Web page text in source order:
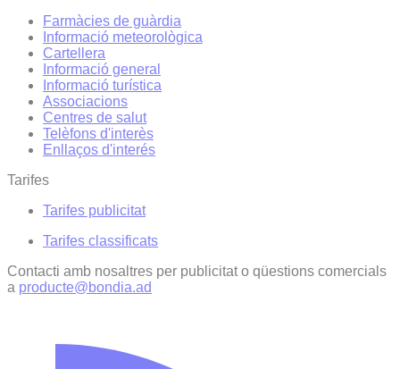
Farmàcies de guàrdia
Informació meteorològica
Cartellera
Informació general
Informació turística
Associacions
Centres de salut
Telèfons d'interès
Enllaços d'interés
Tarifes
Tarifes publicitat
Tarifes classificats
Contacti amb nosaltres per publicitat o qüestions comercials
a producte@bondia.ad